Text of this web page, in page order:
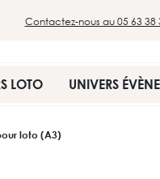
Contactez-nous au 05 63 38
LOTO UNIVERS
loto (A3)